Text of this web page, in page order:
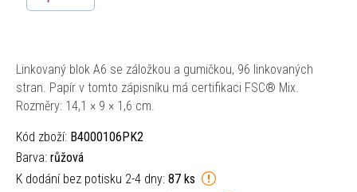
Linkovaný blok A6 se záložkou a gumičkou, 96 linkovaných
stran. Papír v tomto zápisníku má certifikaci FSC® Mix.
Rozměry: 14,1 × 9 × 1,6 cm.
Kód zboží: B4000106PK2
Barva: růžová
K dodání bez potisku 2-4 dny: 87 ks